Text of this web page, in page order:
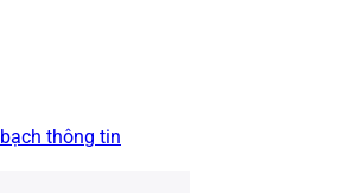
thông tin